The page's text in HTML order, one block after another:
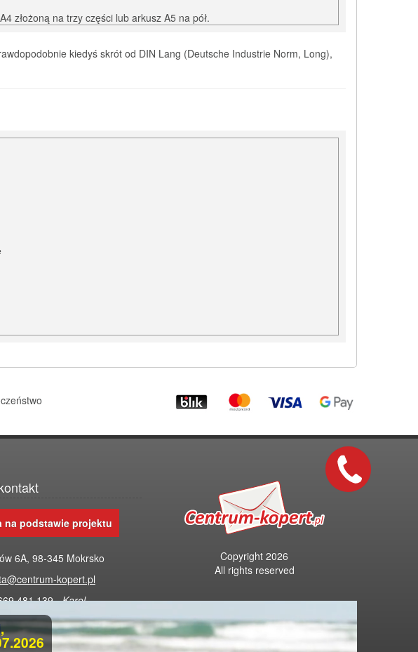
złożoną na trzy części lub arkusz A5 na pół.
kiedyś skrót od DIN Lang (Deutsche Industrie Norm, Long),
na podstawie projektu
6A, 98-345 Mokrsko
kopert.pl
481 139 -Karol
247 786 -Tomasz
Copyright 2026
All rights reserved
Centrum-Kopert.pl to drukarnia kopert
i hurtownia artykułów
papierniczo-biurowych.
Szybki
kontakt